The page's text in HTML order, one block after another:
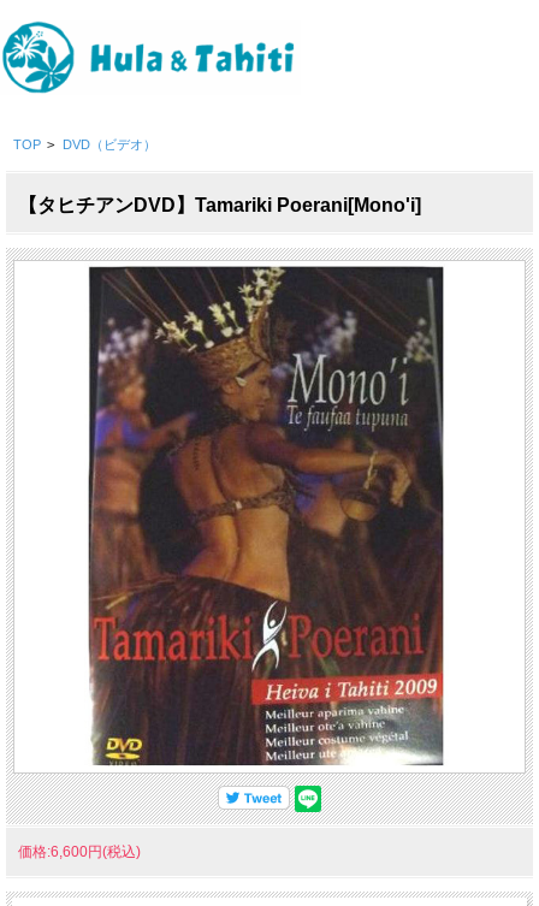
TOP > DVD（ビデオ）
【タヒチアンDVD】Tamariki Poerani[Mono'i]
価格:6,600円(税込)